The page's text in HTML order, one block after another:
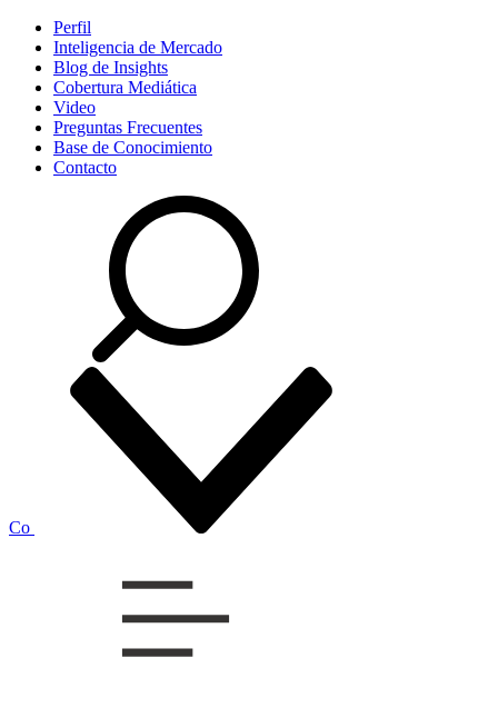
Perfil
Inteligencia de Mercado
Blog de Insights
Cobertura Mediática
Video
Preguntas Frecuentes
Base de Conocimiento
Contacto
Co